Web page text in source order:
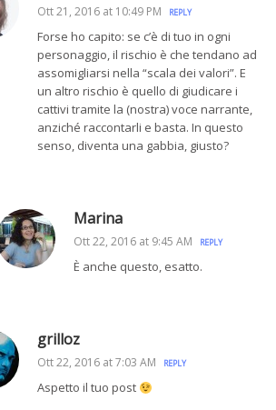
Ott 21, 2016 at 10:49 PM REPLY
Forse ho capito: se c’è di tuo in ogni
personaggio, il rischio è che tendano ad
assomigliarsi nella “scala dei valori”. E
un altro rischio è quello di giudicare i
cattivi tramite la (nostra) voce narrante,
anziché raccontarli e basta. In questo
senso, diventa una gabbia, giusto?
Marina
Ott 22, 2016 at 9:45 AM REPLY
È anche questo, esatto.
grilloz
Ott 22, 2016 at 7:03 AM REPLY
Aspetto il tuo post